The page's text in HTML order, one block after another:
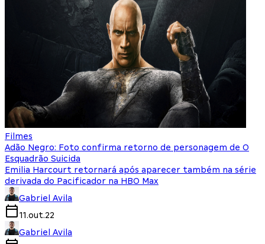
Filmes
Adão Negro: Foto confirma retorno de personagem de O
Esquadrão Suicida
Emilia Harcourt retornará após aparecer também na série
derivada do Pacificador na HBO Max
Gabriel Avila
11.out.22
Gabriel Avila